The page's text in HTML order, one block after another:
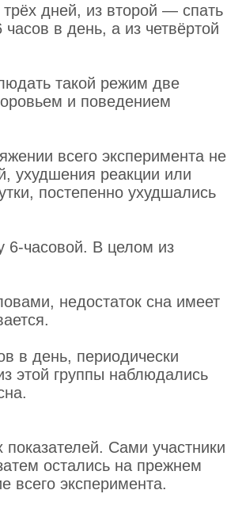
дней, из второй — спать
в день, а из четвёртой
такой режим две
и поведением
всего эксперимента не
ухудшения реакции или
постепенно ухудшались
6-часовой. В целом из
недостаток сна имеет
в день, периодически
этой группы наблюдались
Сами участники
остались на прежнем
всего эксперимента.